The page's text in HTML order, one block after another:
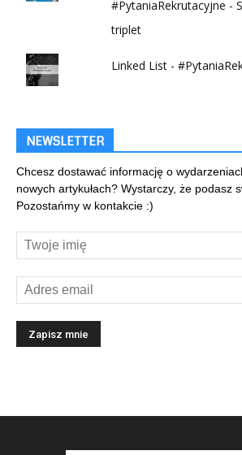
#PytaniaRekrutacyjne -
triplet
Linked List -
NEWSLETTER
Chcesz dostawać informację o
nowych artykułach? Wystarczy, że podasz
Pozostańmy w kontakcie :)